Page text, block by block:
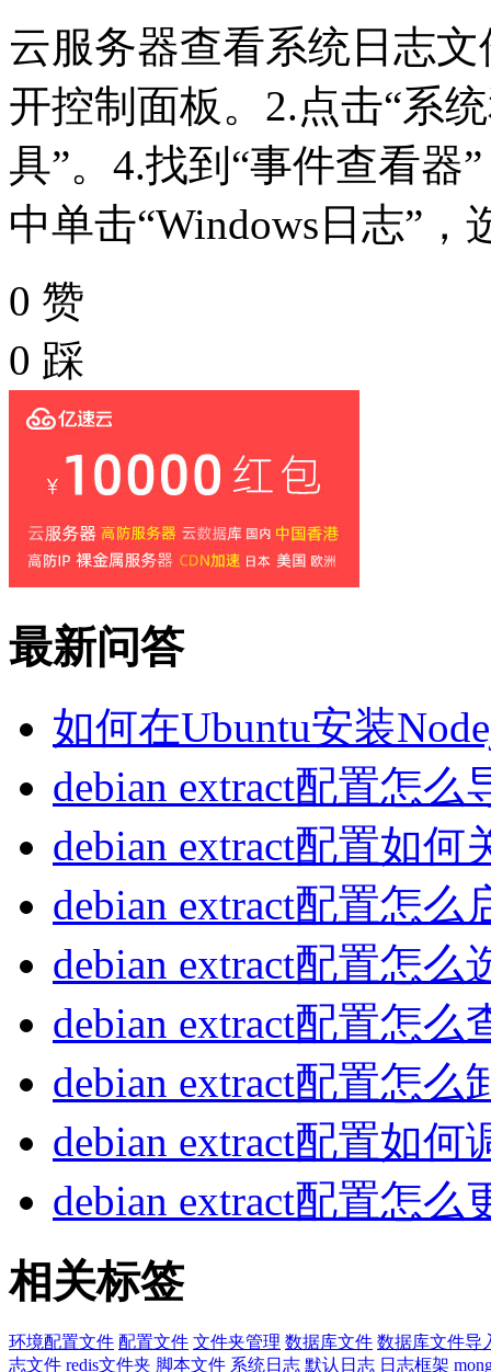
云服务器查看系统日志
开控制面板。2.点击“系
具”。4.找到“事件查看器
中单击“Windows日志”，
0 赞
0 踩
最新问答
如何在Ubuntu安装
debian extract配置怎么
debian extract配置如何
debian extract配置怎么
debian extract配置怎么
debian extract配置怎么
debian extract配置怎么
debian extract配置如何
debian extract配置怎么
相关标签
环境配置文件 配置文件 文件夹管理 数据库文件 数据库文件导
志文件 redis文件夹 脚本文件 系统日志 默认日志 日志框架